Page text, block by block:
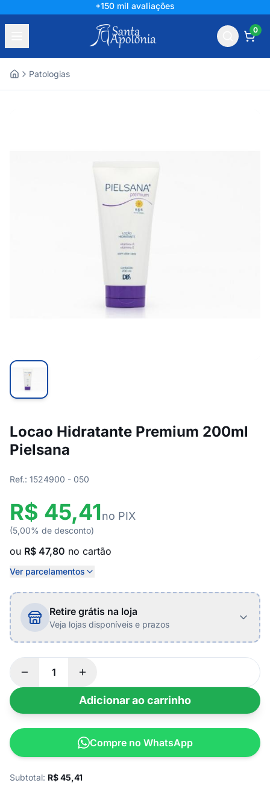
+150 mil avaliações
0
Patologias
Locao Hidratante Premium 200ml
Pielsana
Ref.: 1524900 - 050
R$ 45,41no PIX
(5,00% de desconto)
ou R$ 47,80 no cartão
Ver parcelamentos
Retire grátis na loja
Veja lojas disponíveis e prazos
Adicionar ao carrinho
Compre no WhatsApp
Subtotal: R$45,41